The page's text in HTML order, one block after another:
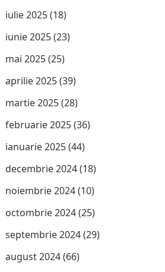
iulie 2025(18)
iunie 2025(23)
mai 2025(25)
aprilie 2025(39)
martie 2025(28)
februarie 2025(36)
ianuarie 2025(44)
decembrie 2024(18)
noiembrie 2024(10)
octombrie 2024(25)
septembrie 2024(29)
august 2024(66)